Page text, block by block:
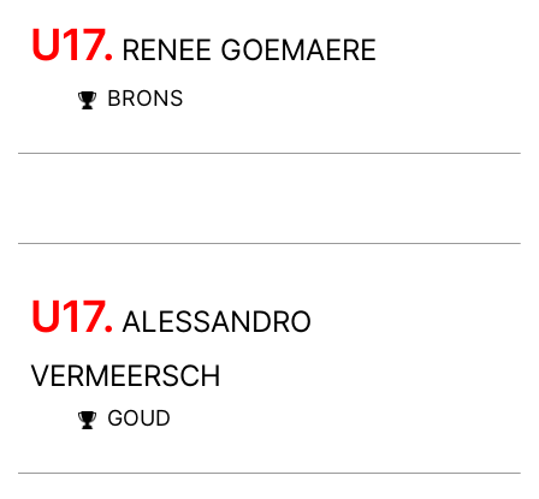
U17. RENEE GOEMAERE
BRONS
U17. ALESSANDRO
VERMEERSCH
GOUD